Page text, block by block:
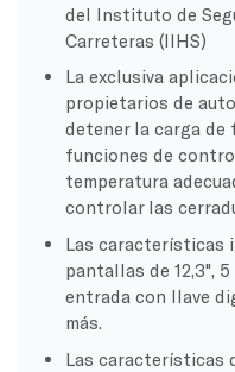
del Instituto de
Carreteras (IIHS)
La exclusiva
propietarios de
detener la carga de
funciones de
temperatura
controlar las
Las características
pantallas de 12,3",
entrada con llave
más.
Las características